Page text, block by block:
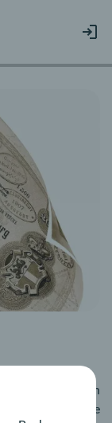
am Vermögen
Die Höhe